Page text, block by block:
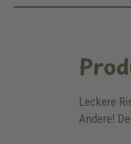
Leckere
Andere!